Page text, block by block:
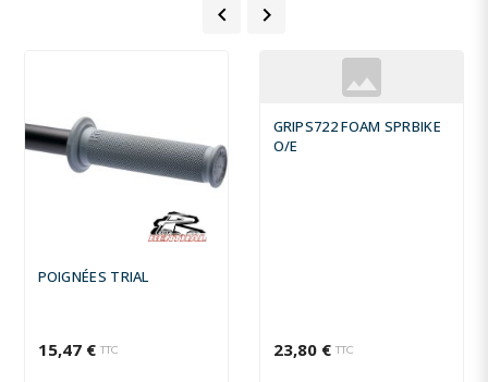
 
POIGNÉES TRIAL
15,47 € TTC
GRIPS722 FOAM SPRBIKE
O/E
23,80 € TTC